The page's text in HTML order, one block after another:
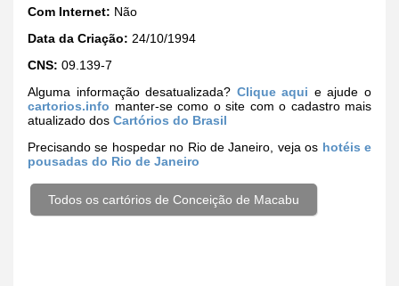
Com Internet: Não
Data da Criação: 24/10/1994
CNS: 09.139-7
Alguma informação desatualizada? Clique aqui e ajude o
cartorios.info manter-se como o site com o cadastro mais
atualizado dos Cartórios do Brasil
Precisando se hospedar no Rio de Janeiro, veja os hotéis e
pousadas do Rio de Janeiro
Todos os cartórios de Conceição de Macabu